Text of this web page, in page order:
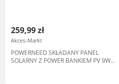
259,99 zł
Akces-Markt
POWERNEED SKŁADANY PANEL
SOLARNY Z POWER BANKIEM PV 9W